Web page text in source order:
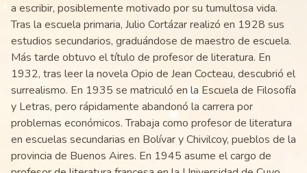
a escribir, posiblemente motivado por su tumultosa vida.
Tras la escuela primaria, Julio Cortázar realizó en 1928 sus
estudios secundarios, graduándose de maestro de escuela.
Más tarde obtuvo el título de profesor de literatura. En
1932, tras leer la novela Opio de Jean Cocteau, descubrió el
surrealismo. En 1935 se matriculó en la Escuela de Filosofía
y Letras, pero rápidamente abandonó la carrera por
problemas económicos. Trabaja como profesor de literatura
en escuelas secundarias en Bolívar y Chivilcoy, pueblos de la
provincia de Buenos Aires. En 1945 asume el cargo de